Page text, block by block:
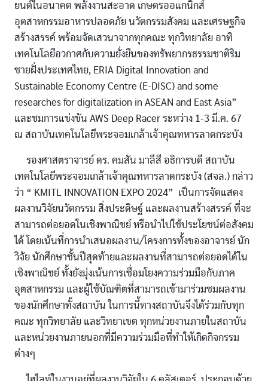
ยนต์ในอนาคต พลังงานสะอาด เกษตรออแกนิกส์
อุตสาหกรรมอาหารปลอดภัย นวัตกรรมสังคม และเศรษฐกิจ
สร้างสรรค์ พร้อมจัดเสวนาจากทุกคณะ ทุกวิทยาลัย อาทิ
เทคโนโลยีอวกาศกับความยั่งยืนของทรัพยากรธรรมชาติริม
ชายฝั่งประเทศไทย, ERIA Digital Innovation and
Sustainable Economy Centre (E-DISC) and some
researches for digitalization in ASEAN and East Asia”
และชมการแข่งขัน AWS Deep Racer ระหว่าง 1-3 มี.ค. 67
ณ สถาบันเทคโนโลยีพระจอมเกล้าเจ้าคุณทหารลาดกระบัง
รองศาสตราจารย์ ดร. คมสัน มาลีสี อธิการบดี สถาบัน
เทคโนโลยีพระจอมเกล้าเจ้าคุณทหารลาดกระบัง (สจล.) กล่าว
ว่า “ KMITL INNOVATION EXPO 2024” เป็นการจัดแสดง
ผลงานวิจัยนวัตกรรม สิ่งประดิษฐ์ และผลงานสร้างสรรค์ ที่จะ
สามารถต่อยอดในเชิงพาณิชย์ หรือนำไปใช้ประโยชน์ต่อสังคม
ได้ โดยเน้นที่การนำเสนอผลงาน/โครงการทั้งของอาจารย์ นัก
วิจัย นักศึกษาชั้นปีสุดท้ายและผลงานที่สามารถต่อยอดได้ใน
เชิงพาณิชย์ ทั้งยังมุ่งเน้นการเชื่อมโยงความร่วมมือกับภาค
อุตสาหกรรม และผู้ใช้บัณฑิตที่สามารถเข้ามาร่วมชมผลงาน
ของนักศึกษาทั้งสถาบัน ในการนี้ทางสถาบันจึงได้ร่วมกับทุก
คณะ ทุกวิทยาลัย และวิทยาเขต ทุกหน่วยงานภายในสถาบัน
และหน่วยงานภายนอกที่มีความร่วมมือที่ทำให้เกิดกิจกรรม
ต่างๆ